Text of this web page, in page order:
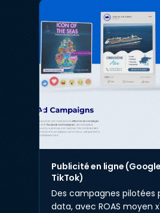
Publicité en ligne
TikTok)
Des campagnes pilotées
data, avec ROAS moyen